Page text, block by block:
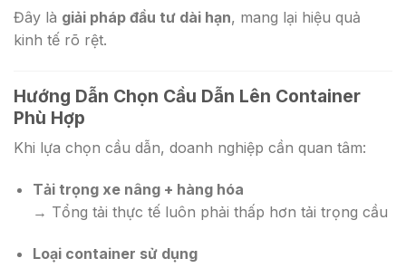
Đây là giải pháp đầu tư dài hạn, mang lại hiệu quả
kinh tế rõ rệt.
Hướng Dẫn Chọn Cầu Dẫn Lên Container
Phù Hợp
Khi lựa chọn cầu dẫn, doanh nghiệp cần quan tâm:
Tải trọng xe nâng + hàng hóa
→ Tổng tải thực tế luôn phải thấp hơn tải trọng cầu
Loại container sử dụng